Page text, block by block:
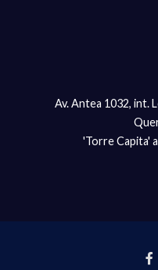
Av. Antea 1032, int.
'Torre Capita'